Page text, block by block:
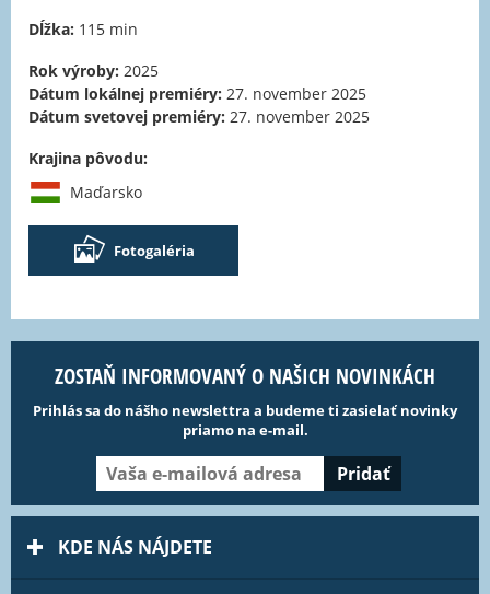
Dĺžka: 115 min
Rok výroby: 2025
Dátum lokálnej premiéry: 27. november 2025
Dátum svetovej premiéry: 27. november 2025
Krajina pôvodu:
Maďarsko
Fotogaléria
ZOSTAŇ INFORMOVANÝ O NAŠICH NOVINKÁCH
Prihlás sa do nášho newslettra a budeme ti zasielať novinky
priamo na e-mail.
KDE NÁS NÁJDETE